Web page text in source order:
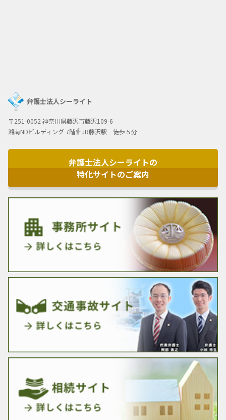
弁護士法人シーライト
〒251-0052 神奈川県藤沢市藤沢109-6
湘南NDビルディング 7階
JR藤沢駅 徒歩５分
弁護士法人シーライトの
特化サイトのご案内